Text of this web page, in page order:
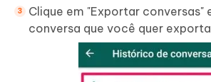
Clique em "Exportar conversas"
conversa que você quer